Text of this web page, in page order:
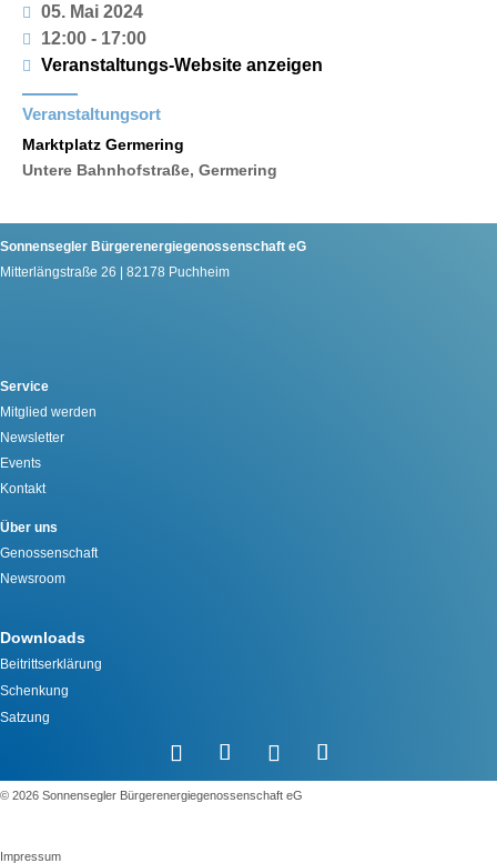
05. Mai 2024
12:00 - 17:00
Veranstaltungs-Website anzeigen
Veranstaltungsort
Marktplatz Germering
Untere Bahnhofstraße, Germering
Sonnensegler Bürgerenergiegenossenschaft eG
Mitterlängstraße 26 | 82178 Puchheim
Service
Mitglied werden
Newsletter
Events
Kontakt
Über uns
Genossenschaft
Newsroom
Downloads
Beitrittserklärung
Schenkung
Satzung
©️ 2026 Sonnensegler Bürgerenergiegenossenschaft eG
Impressum